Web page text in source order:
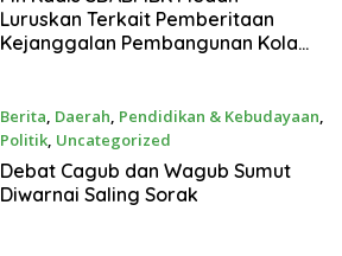
Luruskan Terkait Pemberitaan
Kejanggalan Pembangunan Kolam
Berita Daerah Pendidikan & Kebudayaan
Politik, Uncategorized
31 Oktober 2024
Debat Cagub dan Wagub Sumut
Diwarnai Saling Sorak